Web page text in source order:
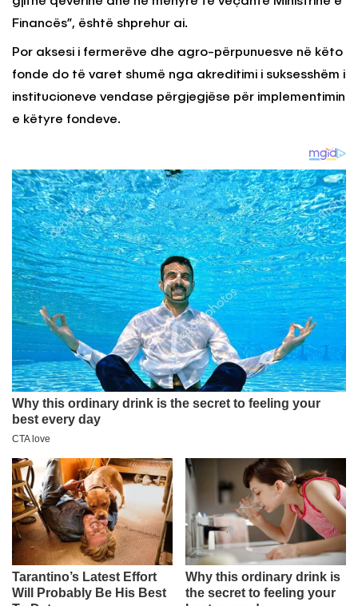
Financës”, është shprehur ai.
Por aksesi i fermerëve dhe agro-përpunuesve në këto
fonde do të varet shumë nga akreditimi i suksesshëm i
institucioneve vendase përgjegjëse për implementimin
e këtyre fondeve.